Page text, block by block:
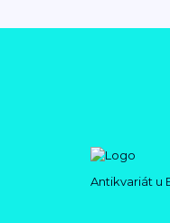
Antikvariát u